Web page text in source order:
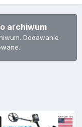
archiwum
Dodawanie